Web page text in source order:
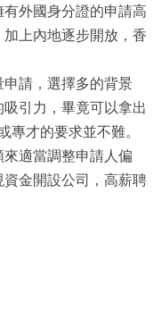
外國身分證的申請高
上內地逐步開放，香
請，選擇多的背景
引力，畢竟可以拿出
專才的要求並不難。
適當調整申請人偏
金開設公司，高薪聘